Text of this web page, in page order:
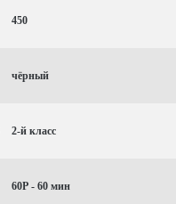
450
чёрный
2-й класс
60P - 60 мин